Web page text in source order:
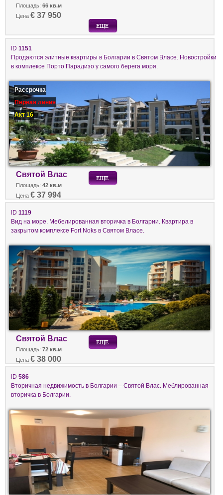
Площадь: 66 кв.м
Цена € 37 950
ID 1151
Продаются элитные квартиры в Болгарии в Святом Власе. Новостройки
в комплексе Порто Парадизо у самого берега моря.
Рассрочка
Первая линия
Акт 16
Святой Влас
Площадь: 42 кв.м
Цена € 37 994
ID 1119
Вид на море. Мебeлированная вторичка в Болгарии. Квартира в
закрытом комплексе Fort Noks в Святом Власе.
Святой Влас
Площадь: 72 кв.м
Цена € 38 000
ID 586
Вторичная недвижимость в Болгарии – Святой Влас. Меблированная
вторичка в Болгарии.